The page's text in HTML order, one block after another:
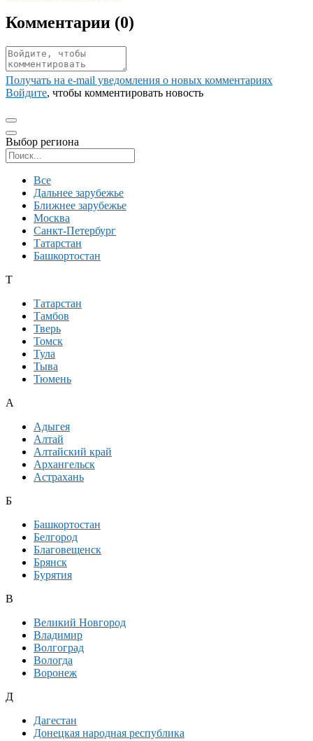
Комментарии (0)
Получать на e‑mail уведомления о новых комментариях
Войдите, чтобы комментировать новость
Выбор региона
Все
Дальнее зарубежье
Ближнее зарубежье
Москва
Санкт-Петербург
Татарстан
Башкортостан
Т
Татарстан
Тамбов
Тверь
Томск
Тула
Тыва
Тюмень
А
Адыгея
Алтай
Алтайский край
Архангельск
Астрахань
Б
Башкортостан
Белгород
Благовещенск
Брянск
Бурятия
В
Великий Новгород
Владимир
Волгоград
Вологда
Воронеж
Д
Дагестан
Донецкая народная республика